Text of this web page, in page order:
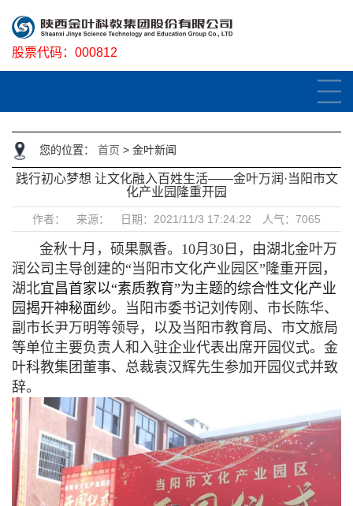
股票代码： 000812
您的位置： 首页 > 金叶新闻
践行初心梦想 让文化融入百姓生活——金叶万润·当阳市文
化产业园隆重开园
作者： 来源： 日期：2021/11/3 17:24:22 人气：7065
金秋十月，硕果飘香。10月30日，由湖北金叶万
润公司主导创建的“当阳市文化产业园区”隆重开园，
湖北宜昌首家以“素质教育”为主题的综合性文化产业
园揭开神秘面纱。当阳市委书记刘传刚、市长陈华、
副市长尹万明等领导，以及当阳市教育局、市文旅局
等单位主要负责人和入驻企业代表出席开园仪式。金
叶科教集团董事、总裁袁汉辉先生参加开园仪式并致
辞。